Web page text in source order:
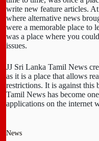
write new feature articles.
where alternative news
were a memorable place to
was a place where you
issues.
JJ Sri Lanka Tamil News
as it is a place that allows
restrictions. It is against this
Tamil News has become
applications on the internet
News